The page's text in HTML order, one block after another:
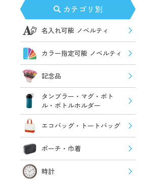
カテゴリ別
名入れ可能 ノベルティ
カラー指定可能 ノベルティ
記念品
タンブラー・マグ・ボト
ル・ボトルホルダー
エコバッグ・トートバッグ
ポーチ・巾着
時計